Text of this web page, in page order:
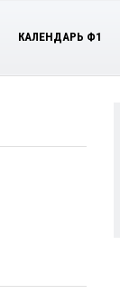
КАЛЕНДАРЬ Ф1